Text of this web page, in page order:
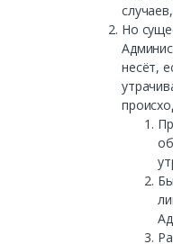
Но
несёт,